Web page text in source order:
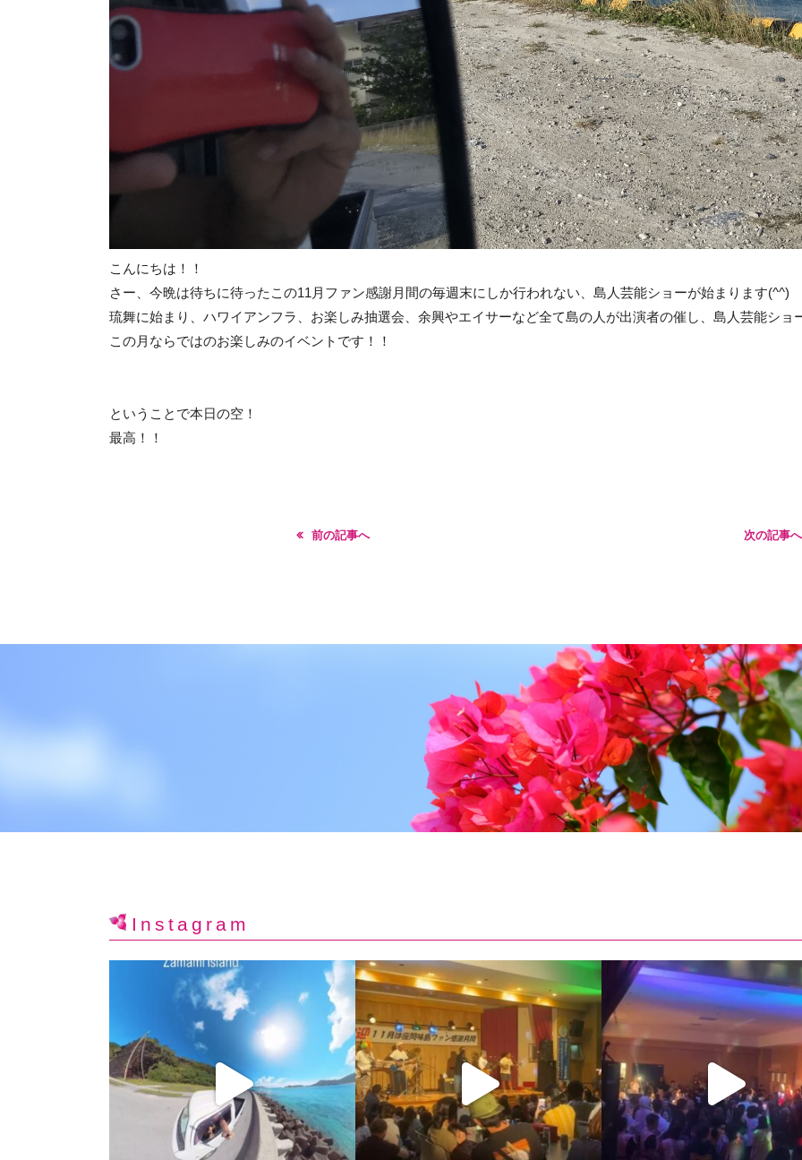
こんにちは！！
さー、今晩は待ちに待ったこの11月ファン感謝月間の毎週末にしか行われない、島人芸能ショーが始まります(^^)
琉舞に始まり、ハワイアンフラ、お楽しみ抽選会、余興やエイサーなど全て島の人が出演者の催し、島人芸能ショ
この月ならではのお楽しみのイベントです！！
ということで本日の空！
最高！！
前の記事へ 次の記事へ
Instagram